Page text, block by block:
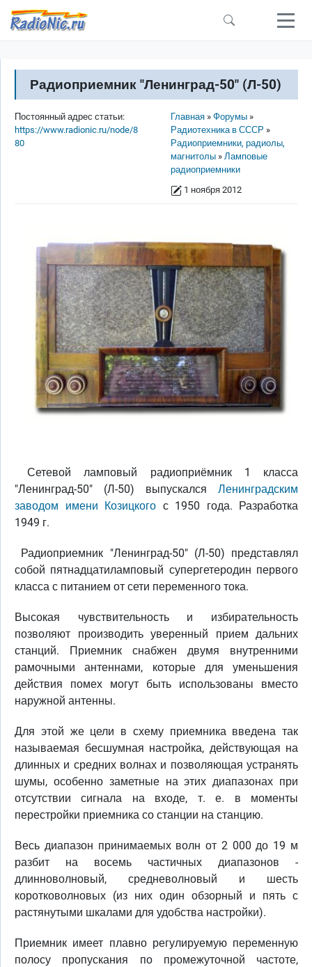
Перейти к основному содержанию
Радиоприемник "Ленинград-50" (Л-50)
Строка навигации
Главная
Форумы
Радиотехника в СССР
Радиоприемники, радиолы,
магнитолы
Ламповые
радиоприемники
1 ноября 2012
Постоянный адрес статьи:
https://www.radionic.ru/node/8
80
Сетевой ламповый радиоприёмник 1 класса
"Ленинград-50" (Л-50) выпускался Ленинградским
заводом имени Козицкого с 1950 года. Разработка
1949 г.
Радиоприемник "Ленинград-50" (Л-50) представлял
собой пятнадцатиламповый супергетеродин первого
класса с питанием от сети переменного тока.
Высокая чувствительность и избирательность
позволяют производить уверенный прием дальних
станций. Приемник снабжен двумя внутренними
рамочными антеннами, которые для уменьшения
действия помех могут быть использованы вместо
наружной антенны.
Для этой же цели в схему приемника введена так
называемая бесшумная настройка, действующая на
длинных и средних волнах и позволяющая устранять
шумы, особенно заметные на этих диапазонах при
отсутствии сигнала на входе, т. е. в моменты
перестройки приемника со станции на станцию.
Весь диапазон принимаемых волн от 2 000 до 19 м
разбит на восемь частичных диапазонов -
длинноволновый, средневолновый и шесть
коротковолновых (из них один обзорный и пять с
растянутыми шкалами для удобства настройки).
Приемник имеет плавно регулируемую переменную
полосу пропускания по промежуточной частоте,